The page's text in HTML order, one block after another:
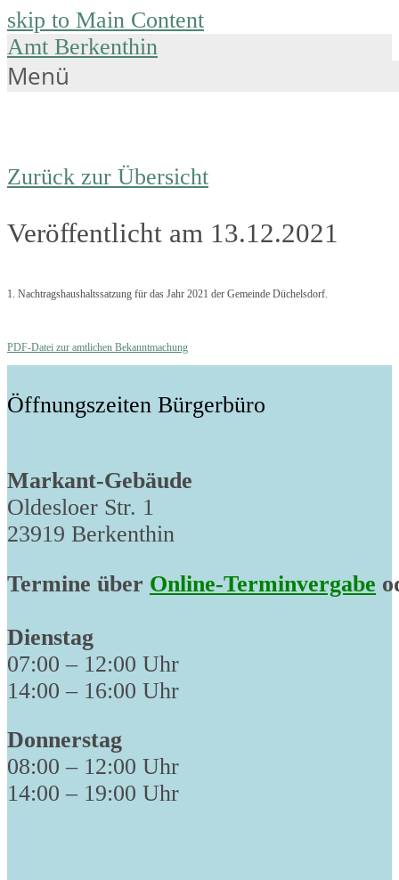
skip to Main Content
Amt Berkenthin
Menü
Zurück zur Übersicht
Veröffentlicht am 13.12.2021
1. Nachtragshaushaltssatzung für das Jahr 2021 der Gemeinde Düchelsdorf.
PDF-Datei zur amtlichen Bekanntmachung
Öffnungszeiten Bürgerbüro
Markant-Gebäude
Oldesloer Str. 1
23919 Berkenthin
Termine über Online-Terminvergabe
Dienstag
07:00 – 12:00 Uhr
14:00 – 16:00 Uhr
Donnerstag
08:00 – 12:00 Uhr
14:00 – 19:00 Uhr